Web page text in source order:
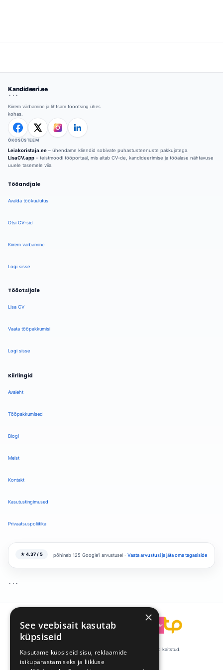
Kandideeri.ee
```
Kiirem värbamine ja lihtsam tööotsing ühes
kohas.
ÖKOSÜSTEEM
Leiakoristaja.ee – ühendame kliendid sobivate puhastusteenuste pakkujatega.
LisaCV.app – teistmoodi tööportaal, mis aitab CV-de, kandideerimise ja tööalase nähtavuse
uuele tasemele viia.
Tööandjale
Avalda töökuulutus
Otsi CV-sid
Kiirem värbamine
Logi sisse
Tööotsijale
Lisa CV
Vaata tööpakkumisi
Logi sisse
Kiirlingid
Avaleht
Tööpakkumised
Blogi
Meist
Kontakt
Kasutustingimused
Privaatsuspoliitika
★ 4.37 / 5 põhineb 125 Google'i arvustusel · Vaata arvustusi ja jäta oma tagasiside
```
```
© 2008-2026 Talentpool by Kandideeri. Kõik õigused kaitstud.
Privaatsus ·
×
See veebisait kasutab
küpsiseid
Kasutame küpsiseid sisu, reklaamide
isikupärastamiseks ja liikluse